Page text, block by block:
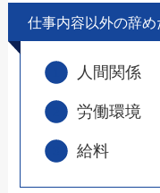
仕事内容以外の辞め
人間関係
労働環境
給料